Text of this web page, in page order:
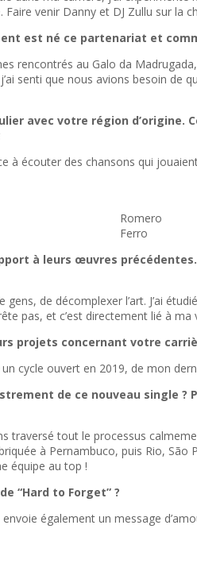
venir Danny et DJ Zullu sur la
est né ce partenariat et
rencontrés au Galo da
senti que nous avions besoin de
avec votre région
à écouter des chansons qui
Romero
Ferro
à leurs œuvres
de décomplexer l’art. J’ai
pas, et c’est directement lié à ma
projets concernant votre
cycle ouvert en 2019, de mon
de ce nouveau single
tout le processus
à Pernambuco, puis Rio,
équipe au top !
“Hard to Forget” ?
également un message